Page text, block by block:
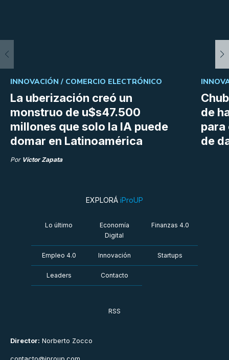
La uberización creó un
monstruo de u$s47.500
millones que solo la IA puede
domar en Latinoamérica
INNOVACIÓN / COMERCIO ELECTRÓNICO
Por Víctor Zapata
de
para
de
Director: Norberto Zocco
EXPLORÁ iProUP
Lo último
Economía
Digital
Finanzas 4.0
Empleo 4.0 Innovación Startups
Leaders Contacto
RSS